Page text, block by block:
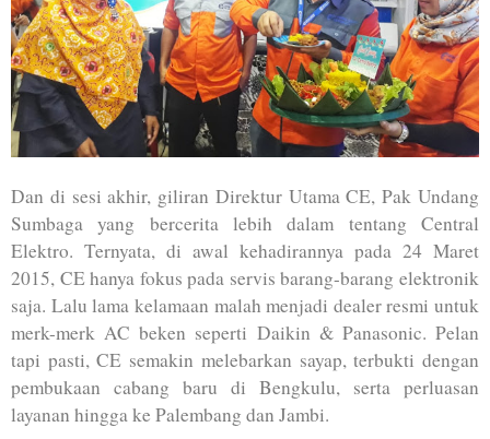
Dan di sesi akhir, giliran Direktur Utama CE, Pak Undang
Sumbaga yang bercerita lebih dalam tentang Central
Elektro. Ternyata, di awal kehadirannya pada 24 Maret
2015, CE hanya fokus pada servis barang-barang elektronik
saja. Lalu lama kelamaan malah menjadi dealer resmi untuk
merk-merk AC beken seperti Daikin & Panasonic. Pelan
tapi pasti, CE semakin melebarkan sayap, terbukti dengan
pembukaan cabang baru di Bengkulu, serta perluasan
layanan hingga ke Palembang dan Jambi.